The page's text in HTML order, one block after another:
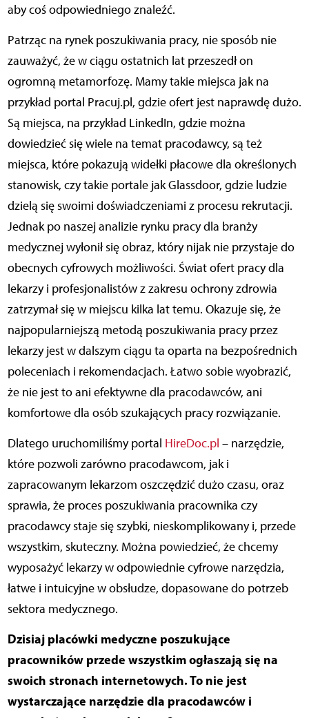
aby coś odpowiedniego znaleźć.
Patrząc na rynek poszukiwania pracy, nie sposób nie
zauważyć, że w ciągu ostatnich lat przeszedł on
ogromną metamorfozę. Mamy takie miejsca jak na
przykład portal Pracuj.pl, gdzie ofert jest naprawdę dużo.
Są miejsca, na przykład LinkedIn, gdzie można
dowiedzieć się wiele na temat pracodawcy, są też
miejsca, które pokazują widełki płacowe dla określonych
stanowisk, czy takie portale jak Glassdoor, gdzie ludzie
dzielą się swoimi doświadczeniami z procesu rekrutacji.
Jednak po naszej analizie rynku pracy dla branży
medycznej wyłonił się obraz, który nijak nie przystaje do
obecnych cyfrowych możliwości. Świat ofert pracy dla
lekarzy i profesjonalistów z zakresu ochrony zdrowia
zatrzymał się w miejscu kilka lat temu. Okazuje się, że
najpopularniejszą metodą poszukiwania pracy przez
lekarzy jest w dalszym ciągu ta oparta na bezpośrednich
poleceniach i rekomendacjach. Łatwo sobie wyobrazić,
że nie jest to ani efektywne dla pracodawców, ani
komfortowe dla osób szukających pracy rozwiązanie.
Dlatego uruchomiliśmy portal HireDoc.pl – narzędzie,
które pozwoli zarówno pracodawcom, jak i
zapracowanym lekarzom oszczędzić dużo czasu, oraz
sprawia, że proces poszukiwania pracownika czy
pracodawcy staje się szybki, nieskomplikowany i, przede
wszystkim, skuteczny. Można powiedzieć, że chcemy
wyposażyć lekarzy w odpowiednie cyfrowe narzędzia,
łatwe i intuicyjne w obsłudze, dopasowane do potrzeb
sektora medycznego.
Dzisiaj placówki medyczne poszukujące
pracowników przede wszystkim ogłaszają się na
swoich stronach internetowych. To nie jest
wystarczające narzędzie dla pracodawców i